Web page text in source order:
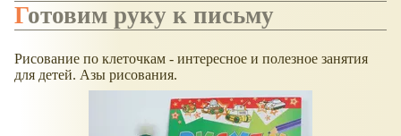
Готовим руку к письму
Рисование по клеточкам - интересное и полезное занятия
для детей. Азы рисования.